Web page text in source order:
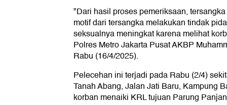
"Dari hasil proses pemeriksaan,
motif dari tersangka melakukan tindak
seksualnya meningkat karena melihat
Polres Metro Jakarta Pusat AKBP
Rabu (16/4/2025).
Pelecehan ini terjadi pada Rabu (2/4)
Tanah Abang, Jalan Jati Baru, Kampung
korban menaiki KRL tujuan Parung